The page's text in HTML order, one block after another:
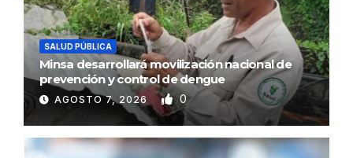
SALUD PÚBLICA
Minsa desarrollará movilización nacional de
prevención y control de dengue
AGOSTO 7, 2026 0